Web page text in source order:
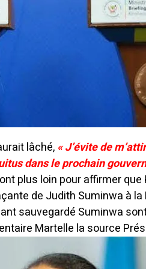
lâché,« J’évite de
dans le prochain
plus loin pour affirmer
de Judith Suminwa à la
sauvegardé Suminwa
Martelle la source